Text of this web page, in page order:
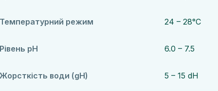
Температурний режим 24 – 28°C
Рівень pH 6.0 – 7.5
Жорсткість води (gH) 5 – 15 dH